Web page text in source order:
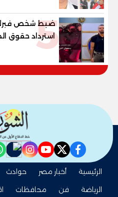
5
ضبط شخص
استرداد حقوق
facebook
twitter
youtube
الرئيسية أخبار مصر حوادث
الرياضة
فن محافظات